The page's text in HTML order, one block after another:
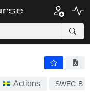
Actions SWEC B